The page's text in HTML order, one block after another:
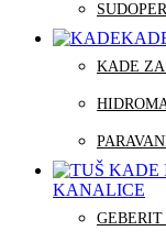
KADE
KANALICE
GEBERIT